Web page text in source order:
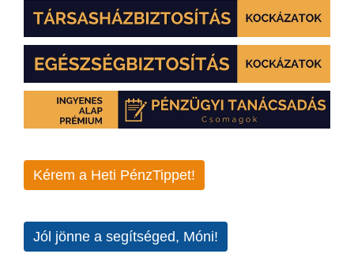
Kérem a Heti PénzTippet!
Jól jönne a segítséged, Móni!